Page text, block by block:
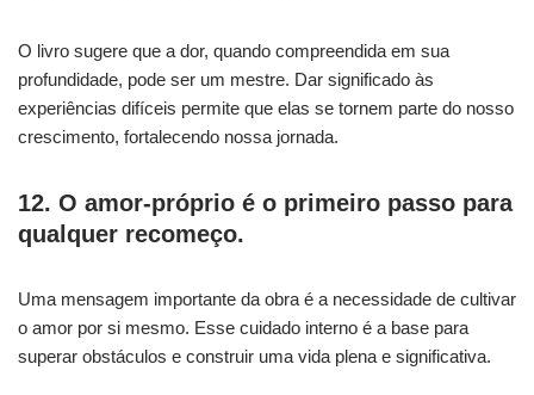
O livro sugere que a dor, quando compreendida em sua
profundidade, pode ser um mestre. Dar significado às
experiências difíceis permite que elas se tornem parte do nosso
crescimento, fortalecendo nossa jornada.
12. O amor-próprio é o primeiro passo para
qualquer recomeço.
Uma mensagem importante da obra é a necessidade de cultivar
o amor por si mesmo. Esse cuidado interno é a base para
superar obstáculos e construir uma vida plena e significativa.